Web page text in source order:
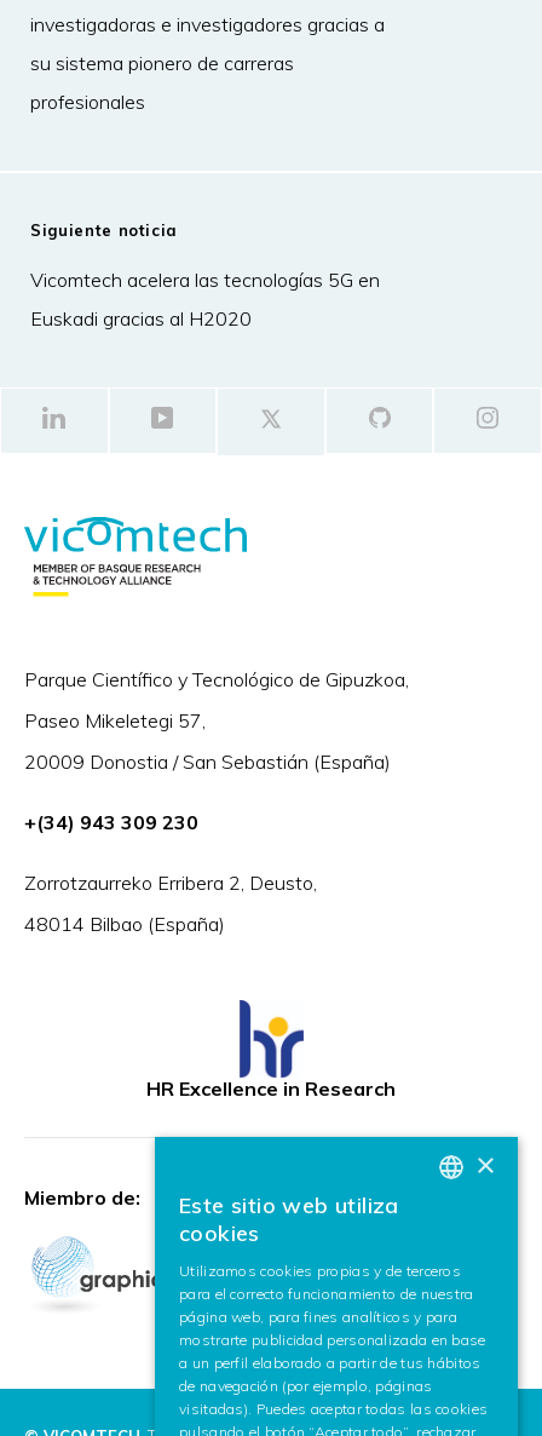
investigadoras e investigadores gracias a
su sistema pionero de carreras
profesionales
Siguiente noticia
Vicomtech acelera las tecnologías 5G en
Euskadi gracias al H2020
Parque Científico y Tecnológico de Gipuzkoa,
Paseo Mikeletegi 57,
20009 Donostia / San Sebastián (España)
+(34) 943 309 230
Zorrotzaurreko Erribera 2, Deusto,
48014 Bilbao (España)
HR Excellence in Research
Miembro de:
ENGLISH
×
Este sitio web utiliza
cookies
Utilizamos cookies propias y de terceros
para el correcto funcionamiento de nuestra
página web, para fines analíticos y para
mostrarte publicidad personalizada en base
a un perfil elaborado a partir de tus hábitos
de navegación (por ejemplo, páginas
visitadas). Puedes aceptar todas las cookies
pulsando el botón “Aceptar todo”, rechazar